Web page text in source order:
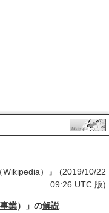
）』 (2019/10/22
09:26 UTC 版)
業）」の解説